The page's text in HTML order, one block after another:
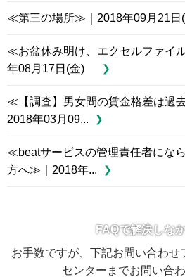
≪第三の場所≫｜2018年09月21
≪お盆休み明け、エクセルファイ
年08月17日(金)
≪【調査】男女間の賃金格差は過
2018年03月09...
≪beatサービスの管理責任者にな
方へ≫｜2018年...
FAQで解決しな
お手数ですが、下記お問い合わせ
センターまでお問い合